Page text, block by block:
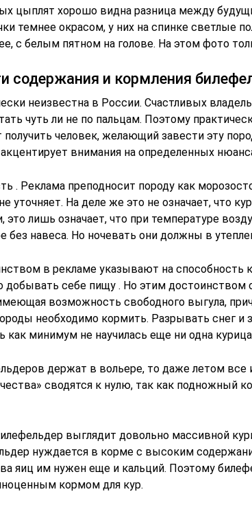
цыплят хорошо видна разница между
темнее окрасом, у них на спинке светлые
с белым пятном на голове. На этом фото
содержания и кормления
неизвестна в России. Счастливых
чуть ли не по пальцам. Поэтому
человек, желающий завести эту
внимания на определенных
. Реклама преподносит породу как
уточняет. На деле же это не означает, что
это лишь означает, что при температуре
без навеса. Но ночевать они должны в
в рекламе указывают на способность
добывать себе пищу . Но этим достоинством
возможность свободного выгула,
необходимо кормить. Разрывать снег
как минимум не научилась еще ни одна
держат в вольере, то даже летом все
сводятся к нулю, так как подножный
выглядит довольно массивной
нуждается в корме с высоким
яиц им нужен еще и кальций. Поэтому
кормом для кур.